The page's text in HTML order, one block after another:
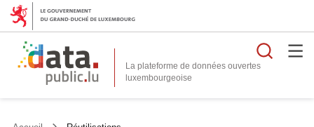
La plateforme de données ouvertes